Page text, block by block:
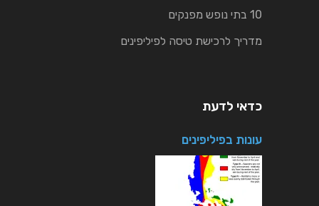
10 בתי נופש מפנקים
מדריך לרכישת טיסה לפיליפינים
כדאי לדעת
עונות בפיליפינים